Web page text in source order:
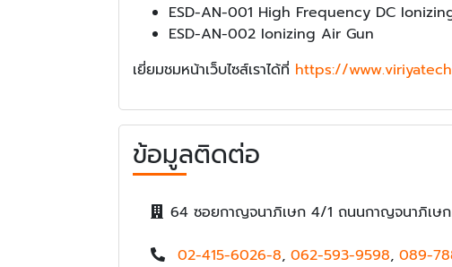
ESD-AN-001 High Frequency DC
ESD-AN-002 Ionizing Air Gun
เยี่ยมชมหน้าเว็บไซส์เราได้ที่ https://
ข้อมูลติดต่อ
64 ซอยกาญจนาภิเษก 4/1 ถนนกาญจนาภิเษ
02-415-6026-8, 062-593-9598, 089-